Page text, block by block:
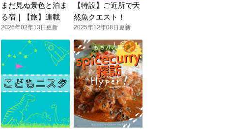
まだ見ぬ景色と泊ま
る宿｜【旅】連載
2026年02年13日更新
【特設】ご近所で天
然魚クエスト！
2025年12年08日更新